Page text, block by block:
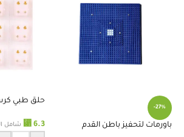
-27%
باورمات لتحفيز باطن القدم
حلق طبي
⃁ 6.3 شامل